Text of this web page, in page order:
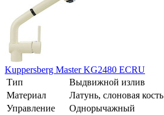
Kuppersberg Master KG2480 ECRU
Тип
Выдвижной излив
Материал
Латунь, слоновая кость
Управление
Однорычажный